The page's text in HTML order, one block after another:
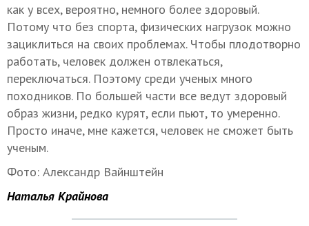
как у всех, вероятно, немного более здоровый.
Потому что без спорта, физических нагрузок можно
зациклиться на своих проблемах. Чтобы плодотворно
работать, человек должен отвлекаться,
переключаться. Поэтому среди ученых много
походников. По большей части все ведут здоровый
образ жизни, редко курят, если пьют, то умеренно.
Просто иначе, мне кажется, человек не сможет быть
ученым.
Фото: Александр Вайнштейн
Наталья Крайнова